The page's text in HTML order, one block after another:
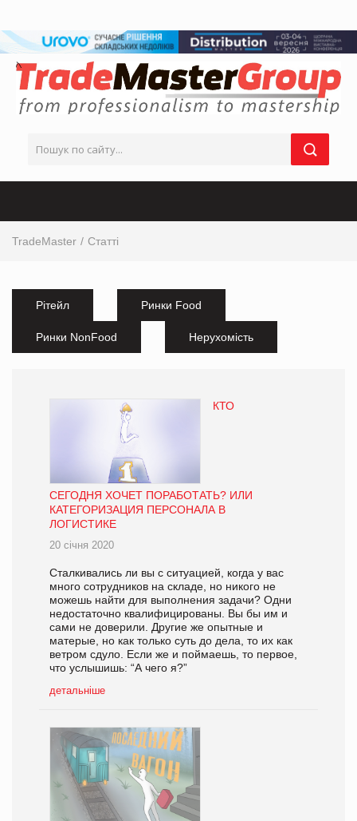
TradeMaster Статті
Рітейл Ринки Food
Ринки NonFood Нерухомість
КТО
СЕГОДНЯ ХОЧЕТ ПОРАБОТАТЬ? ИЛИ
КАТЕГОРИЗАЦИЯ ПЕРСОНАЛА В
ЛОГИСТИКЕ
20 січня 2020
Сталкивались ли вы с ситуацией, когда у вас
много сотрудников на складе, но никого не
можешь найти для выполнения задачи? Одни
недостаточно квалифицированы. Вы бы им и
сами не доверили. Другие же опытные и
матерые, но как только суть до дела, то их как
ветром сдуло. Если же и поймаешь, то первое,
что услышишь: “А чего я?”
детальніше